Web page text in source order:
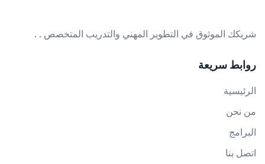
شريكك الموثوق في التطوير المهني والتدريب المتخصص . .
روابط سريعة
الرئيسية
من نحن
البرامج
اتصل بنا